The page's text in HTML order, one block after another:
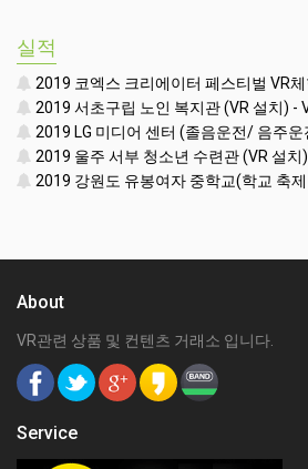
실적
2019 코엑스 크리에이터 페스티벌 VR체험 부스 (
2019 서초구립 노인 복지관 (VR 설치) -
2019 LG 미디어 센터 (졸음운전/ 음주운전 체험 행
2019 울주 서부 청소년 수련관 (VR 설치
2019 강원도 유봉여자 중학교(학교 축제 행사 / 인
About
VR관련 상품 및 컨텐츠 거래소 입니다.
Service